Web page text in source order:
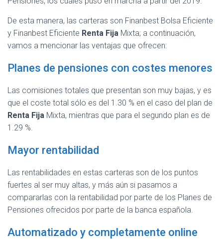
De esta manera, las carteras son Finanbest Bolsa Eficiente
y Finanbest Eficiente Renta Fija Mixta; a continuación,
vamos a mencionar las ventajas que ofrecen:
Planes de pensiones con costes menores
Las comisiones totales que presentan son muy bajas, y es
que el coste total sólo es del 1.30 % en el caso del plan de
Renta Fija Mixta, mientras que para el segundo plan es de
1.29 %.
Mayor rentabilidad
Las rentabilidades en estas carteras son de los puntos
fuertes al ser muy altas, y más aún si pasamos a
compararlas con la rentabilidad por parte de los Planes de
Pensiones ofrecidos por parte de la banca española.
Automatizado y completamente online